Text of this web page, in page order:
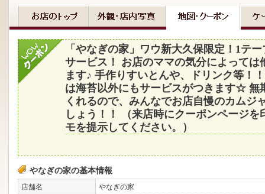
「やなぎの家」ワウ新大久保限定！1テ
サービス！ お店のママの気分によっては
ます♪ 手作りすいとんや、ドリンク等！
は海苔以外にもサービスがつきます☆ 無
くれるので、みんなでお店自慢のカムジ
しょう！！ （来店時にクーポンページを
モを提示してください。）
やなぎの家の基本情報
店舗名
やなぎの家